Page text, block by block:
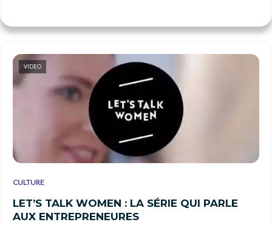
VIDEO
CULTURE
LET’S TALK WOMEN : LA SÉRIE QUI PARLE
AUX ENTREPRENEURES